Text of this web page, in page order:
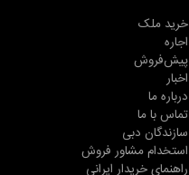
خرید ملک
اجاره
پیش‌فروش
اخبار
درباره ما
تماس با ما
سازندگان دبی
استخدام مشاور فروش
راهنمای خریدار ایرانی